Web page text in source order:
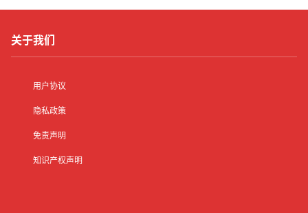
关于我们
用户协议
隐私政策
免责声明
知识产权声明